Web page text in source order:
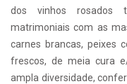
dos vinhos rosados
matrimoniais com as
carnes brancas, peixes
frescos, de meia cura
ampla diversidade,